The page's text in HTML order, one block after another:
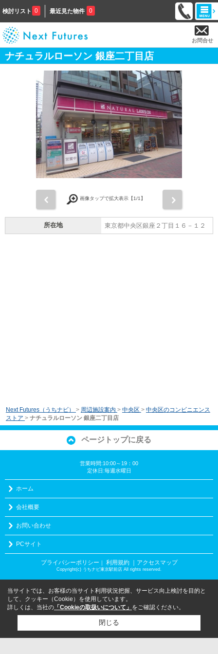
検討リスト 0 最近見た物件 0
お問合せ
ナチュラルローソン 銀座二丁目店
画像タップで拡大表示【1/1】
所在地 東京都中央区銀座２丁目１６－１２
Next Futures（うちナビ） > 周辺施設案内 > 中央区 > 中央区のコンビニエンス
ストア > ナチュラルローソン 銀座二丁目店
ページトップに戻る
営業時間:10:00～19：00
定休日:毎週水曜日
ホーム
会社概要
お問い合わせ
PCサイト
プライバシーポリシー ｜ 利用規約 ｜アクセスマップ
Copyright(c) うちナビ東京駅前店 All rights reserved.
当サイトでは、お客様の当サイト利用状況把握、サービス向上検討を目的と
して、クッキー（Cookie）を使用しています。
詳しくは、当社の 「Cookieの取扱いについて」 をご確認ください。
閉じる